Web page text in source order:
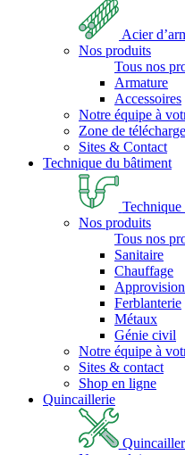
Acier
Nos produits
Tous nos
Armature
Accessoires
Notre équipe à
Zone de
Sites & Contact
Technique du bâtiment
Technique
Nos produits
Tous nos
Sanitaire
Chauffage
Ferblanterie
Métaux
Génie civil
Notre équipe à
Sites & contact
Shop en ligne
Quincaillerie